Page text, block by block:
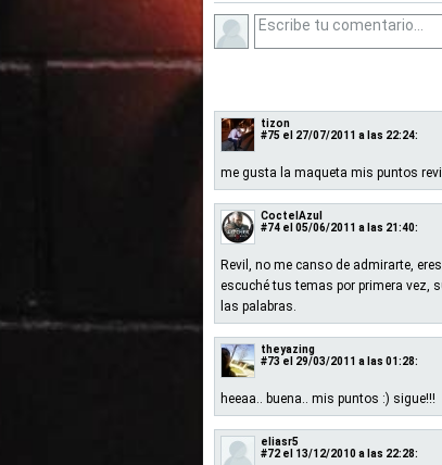
tizon
#75 el 27/07/2011 a las 22:24:
me gusta la maqueta mis puntos
CoctelAzul
#74 el 05/06/2011 a las 21:40:
Revil, no me canso de admirarte,
escuché tus temas por primera vez,
las palabras.
theyazing
#73 el 29/03/2011 a las 01:28:
heeaa.. buena.. mis puntos :) sigue!!!
eliasr5
#72 el 13/12/2010 a las 22:28: